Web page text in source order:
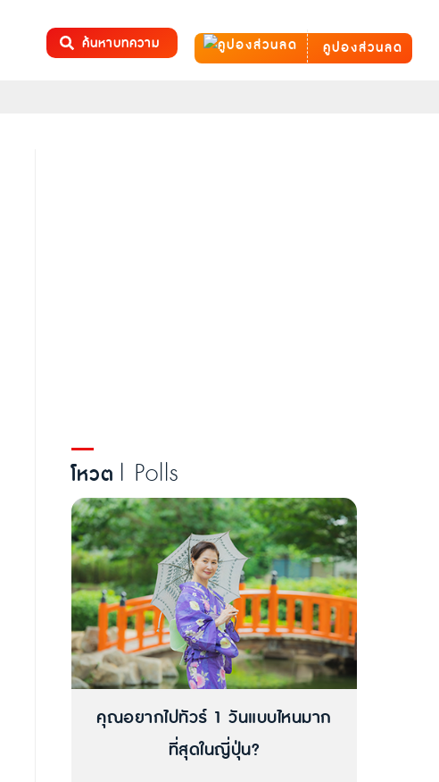
ค้นหาบทความ คูปองส่วนลด
โหวต | Polls
คุณอยากไปทัวร์ 1 วันแบบไหนมาก
ที่สุดในญี่ปุ่น?